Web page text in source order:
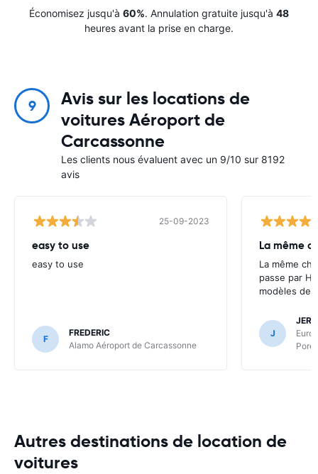
Économisez jusqu'à 60%. Annulation gratuite jusqu'à 48
heures avant la prise en charge.
9
Avis sur les locations de
voitures Aéroport de
Carcassonne
Les clients nous évaluent avec un 9/10 sur 8192
avis
25-09-2023
easy to use
easy to use
F
FREDERIC
Alamo Aéroport de Carcassonne
La même
La même
passe par
modèles de
J
Autres destinations de location de
voitures